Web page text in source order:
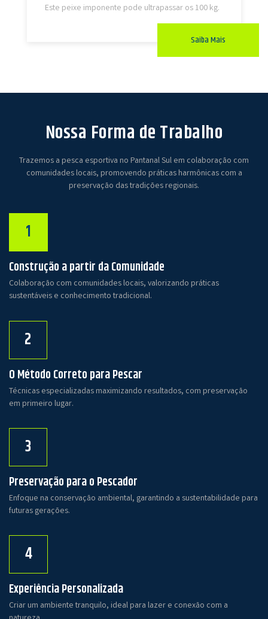
Este peixe imponente pode ultrapassar os 100 kg.
Saiba Mais
Nossa Forma de Trabalho
Trazemos a pesca esportiva no Pantanal Sul em colaboração com
comunidades locais, promovendo práticas harmônicas com a
preservação das tradições regionais.
1
Construção a partir da Comunidade
Colaboração com comunidades locais, valorizando práticas
sustentáveis e conhecimento tradicional.
2
O Método Correto para Pescar
Técnicas especializadas maximizando resultados, com preservação
em primeiro lugar.
3
Preservação para o Pescador
Enfoque na conservação ambiental, garantindo a sustentabilidade para
futuras gerações.
4
Experiência Personalizada
Criar um ambiente tranquilo, ideal para lazer e conexão com a